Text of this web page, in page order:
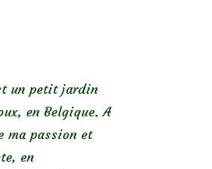
un petit jardin
en Belgique. A
ma passion et
en